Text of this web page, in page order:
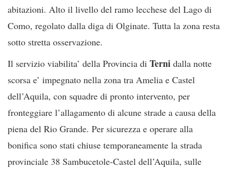
abitazioni. Alto il livello del ramo lecchese del Lago di
Como, regolato dalla diga di Olginate. Tutta la zona resta
sotto stretta osservazione.
Il servizio viabilita’ della Provincia di Terni dalla notte
scorsa e’ impegnato nella zona tra Amelia e Castel
dell’Aquila, con squadre di pronto intervento, per
fronteggiare l’allagamento di alcune strade a causa della
piena del Rio Grande. Per sicurezza e operare alla
bonifica sono stati chiuse temporaneamente la strada
provinciale 38 Sambucetole-Castel dell’Aquila, sulle